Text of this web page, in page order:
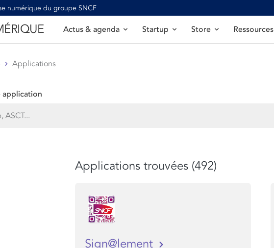
numérique du groupe SNCF
Actus & agenda Startup Store Ressources
Applications
application
Applications trouvées (492)
Sign@lement